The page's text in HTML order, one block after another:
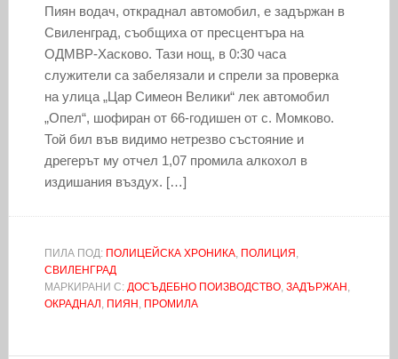
Пиян водач, откраднал автомобил, е задържан в
Свиленград, съобщиха от пресцентъра на
ОДМВР-Хасково. Тази нощ, в 0:30 часа
служители са забелязали и спрели за проверка
на улица „Цар Симеон Велики“ лек автомобил
„Опел“, шофиран от 66-годишен от с. Момково.
Той бил във видимо нетрезво състояние и
дрегерът му отчел 1,07 промила алкохол в
издишания въздух. […]
ПИЛА ПОД: ПОЛИЦЕЙСКА ХРОНИКА, ПОЛИЦИЯ ,
СВИЛЕНГРАД
МАРКИРАНИ С: ДОСЪДЕБНО ПОИЗВОДСТВО, ЗАДЪРЖАН ,
ОКРАДНАЛ , ПИЯН , ПРОМИЛА